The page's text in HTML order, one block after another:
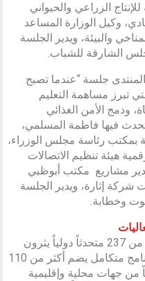
الزراعي والحيواني
وكيل الوزارة المساعد
والبيئة، ويدير الجلسة
الشارقة للشباب.
جلسة “عندما تصبح
تبرز مساهمة التعليم
ودمج الأمن الغذائي
فيها فاطمة المسلمي،
بمكتب رئاسة مجلس الوزراء،
هيئة تنظيم الاتصالات
مشاريع مكتب أبوظبي
شركة إثارة، ويدير الجلسة
وخطابة.
ويجمع المنتدى في دورته الـ 14 أكثر من 237 متحدثاً دولياً يثرون
حوارات تمتد عبر 51 جلسة ضمن برنامج متكامل يضم أكثر من 110
بمشاركة 30 شريكاً من جهات محلية وإقليمية